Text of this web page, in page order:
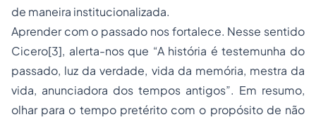
de maneira institucionalizada.
Aprender com o passado nos fortalece. Nesse sentido
Cicero[3], alerta-nos que “A história é testemunha do
passado, luz da verdade, vida da memória, mestra da
vida, anunciadora dos tempos antigos”. Em resumo,
olhar para o tempo pretérito com o propósito de não